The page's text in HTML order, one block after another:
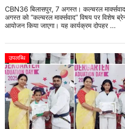
CBN36 बिलासपुर, 7 अगस्त। कल्चरल मार्क्सवाद
अगस्त को “कल्चरल मार्क्सवाद” विषय पर विशेष
आयोजन किया जाएगा। यह कार्यक्रम दोपहर ...
उपलब्धि